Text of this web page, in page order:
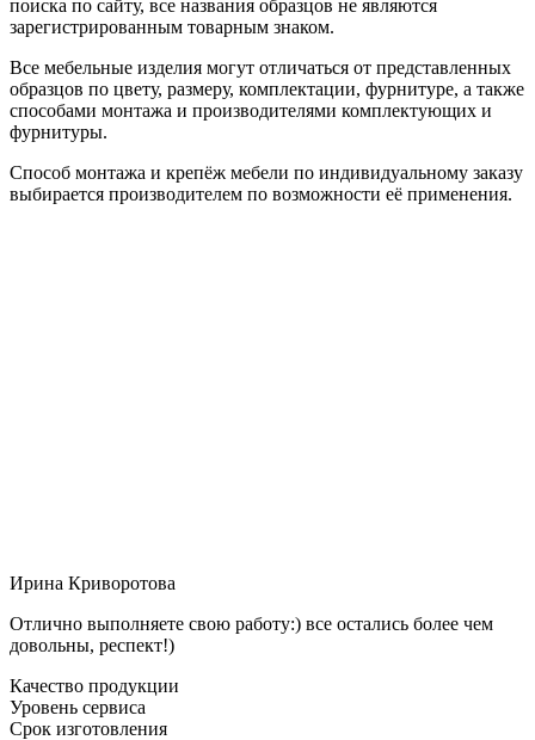
поиска по сайту, все названия образцов не являются
зарегистрированным товарным знаком.
Все мебельные изделия могут отличаться от представленных
образцов по цвету, размеру, комплектации, фурнитуре, а также
способами монтажа и производителями комплектующих и
фурнитуры.
Способ монтажа и крепёж мебели по индивидуальному заказу
выбирается производителем по возможности её применения.
Ирина Криворотова
Отлично выполняете свою работу:) все остались более чем
довольны, респект!)
Качество продукции
Уровень сервиса
Срок изготовления